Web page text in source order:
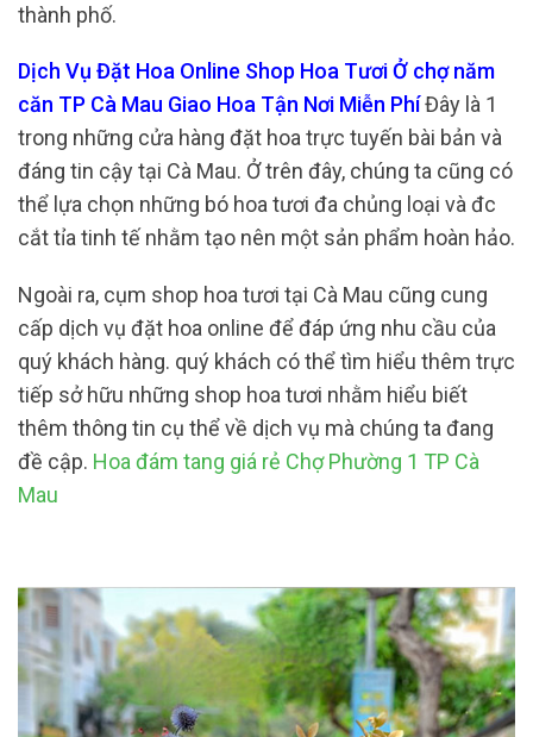
thành phố.
Dịch Vụ Đặt Hoa Online Shop Hoa Tươi Ở chợ năm
căn TP Cà Mau Giao Hoa Tận Nơi Miễn PhíĐây là 1
trong những cửa hàng đặt hoa trực tuyến bài bản và
đáng tin cậy tại Cà Mau. Ở trên đây, chúng ta cũng có
thể lựa chọn những bó hoa tươi đa chủng loại và đc
cắt tỉa tinh tế nhằm tạo nên một sản phẩm hoàn hảo.
Ngoài ra, cụm shop hoa tươi tại Cà Mau cũng cung
cấp dịch vụ đặt hoa online để đáp ứng nhu cầu của
quý khách hàng. quý khách có thể tìm hiểu thêm trực
tiếp sở hữu những shop hoa tươi nhằm hiểu biết
thêm thông tin cụ thể về dịch vụ mà chúng ta đang
đề cập. Hoa đám tang giá rẻ Chợ Phường 1 TP Cà
Mau